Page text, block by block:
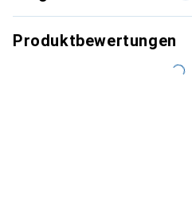
Produktbewertungen